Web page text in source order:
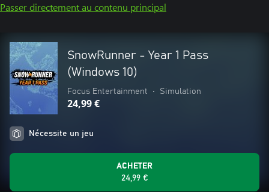
Passer directement au contenu principal
SnowRunner - Year 1 Pass
(Windows 10)
Focus Entertainment • Simulation
24,99 €
Nécessite un jeu
ACHETER
24,99 €